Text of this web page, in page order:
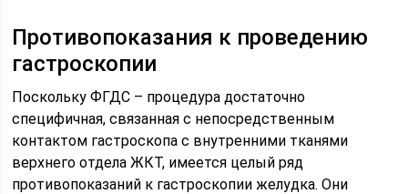
Противопоказания к проведению
гастроскопии
Поскольку ФГДС – процедура достаточно
специфичная, связанная с непосредственным
контактом гастроскопа с внутренними тканями
верхнего отдела ЖКТ, имеется целый ряд
противопоказаний к гастроскопии желудка. Они